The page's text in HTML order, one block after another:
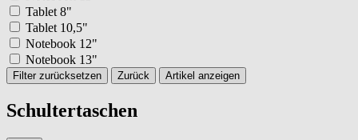
Tablet 8"
Tablet 10,5"
Notebook 12"
Notebook 13"
Filter zurücksetzen Zurück Artikel anzeigen
Schultertaschen